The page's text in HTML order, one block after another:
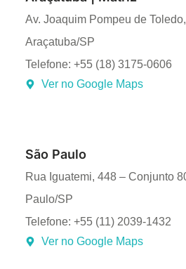
Av. Joaquim Pompeu de
Araçatuba/SP
Telefone: +55 (18) 3175-0606
Ver no Google Maps
São Paulo
Rua Iguatemi, 448 – Conjunto
Paulo/SP
Telefone: +55 (11) 2039-1432
Ver no Google Maps